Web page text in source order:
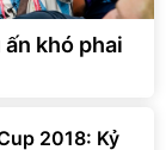
ấn khó phai
2018: Kỷ